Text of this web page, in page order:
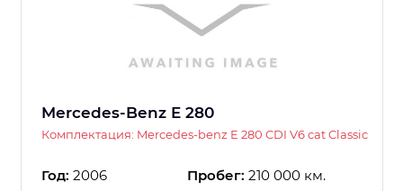
Mercedes-Benz E 280
Комплектация: Mercedes-benz E 280 CDI V6 cat Classic
Год: 2006 Пробег: 210 000 км.